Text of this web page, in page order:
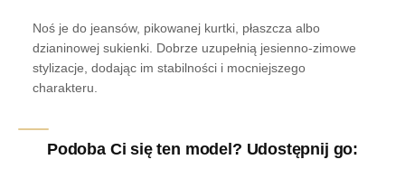
Noś je do jeansów, pikowanej kurtki, płaszcza albo
dzianinowej sukienki. Dobrze uzupełnią jesienno-zimowe
stylizacje, dodając im stabilności i mocniejszego
charakteru.
Podoba Ci się ten model? Udostępnij go: